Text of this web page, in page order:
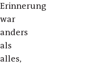
Erinnerung
war
anders
als
alles,